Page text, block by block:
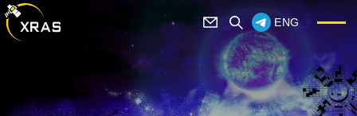
ENG